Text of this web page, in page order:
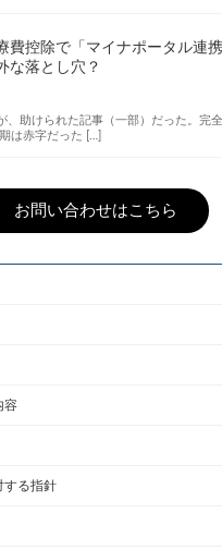
費控除で「マイナポータル連
な落とし穴？
、助けられた記事（一部）だった。完
は赤字だった […]
お問い合わせはこちら
容
する指針